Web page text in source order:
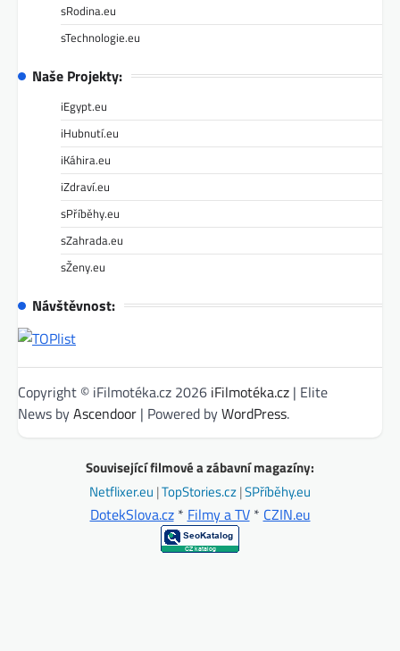
sRodina.eu
sTechnologie.eu
Naše Projekty:
iEgypt.eu
iHubnutí.eu
iKáhira.eu
iZdraví.eu
sPříběhy.eu
sZahrada.eu
sŽeny.eu
Návštěvnost:
Copyright © iFilmotéka.cz 2026 iFilmotéka.cz | Elite
News byAscendoor | Powered byWordPress.
Související filmové a zábavní magazíny:
Netflixer.eu |TopStories.cz|SPříběhy.eu
DotekSlova.cz* Filmy a TV* CZIN.eu